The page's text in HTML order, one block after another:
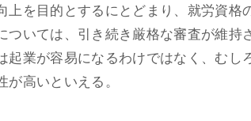
上を目的とするにとどまり、就労資
ついては、引き続き厳格な審査が維
起業が容易になるわけではなく、む
高いといえる。